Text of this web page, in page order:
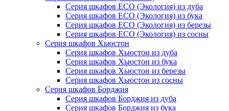
Серия шкафов ECO (Экология) из дуба
Серия шкафов ECO (Экология) из бука
Серия шкафов ECO (Экология) из березы
Серия шкафов ECO (Экология) из сосны
Серия шкафов Хьюстон
Серия шкафов Хьюстон из дуба
Серия шкафов Хьюстон из бука
Серия шкафов Хьюстон из березы
Серия шкафов Хьюстон из сосны
Серия шкафов Борджия
Серия шкафов Борджия из дуба
Серия шкафов Борджия из бука